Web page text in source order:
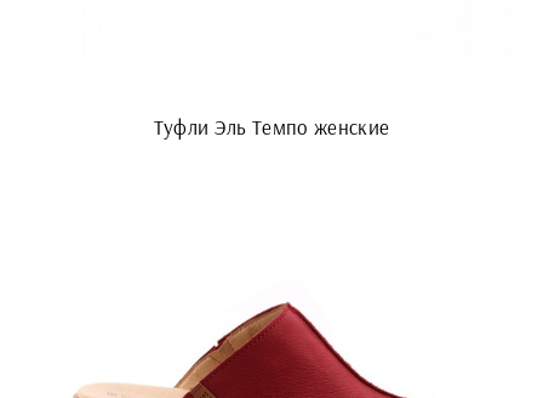
Туфли Эль Темпо женские